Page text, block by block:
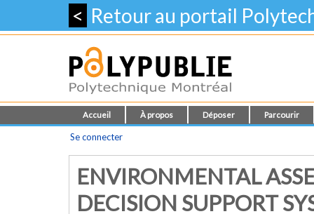
< Retour au portail
Accueil À propos Déposer Parcourir
Se connecter
ENVIRONMENTAL
DECISION SUPPORT